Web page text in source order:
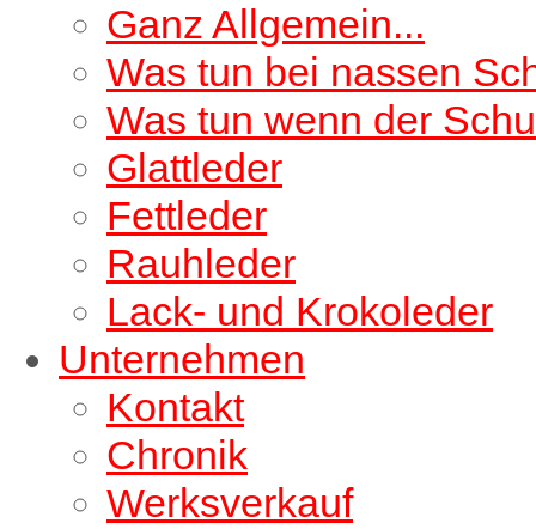
Ganz Allgemein...
Was tun bei nassen
Was tun wenn der
Glattleder
Fettleder
Rauhleder
Lack- und Krokoleder
Unternehmen
Kontakt
Chronik
Werksverkauf